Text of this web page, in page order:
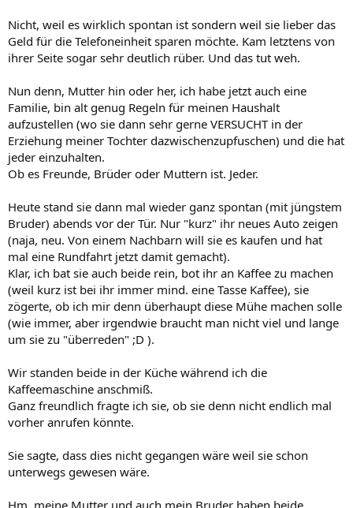
Nicht, weil es wirklich spontan ist sondern weil sie lieber das
Geld für die Telefoneinheit sparen möchte. Kam letztens von
ihrer Seite sogar sehr deutlich rüber. Und das tut weh.
Nun denn, Mutter hin oder her, ich habe jetzt auch eine
Familie, bin alt genug Regeln für meinen Haushalt
aufzustellen (wo sie dann sehr gerne VERSUCHT in der
Erziehung meiner Tochter dazwischenzupfuschen) und die hat
jeder einzuhalten.
Ob es Freunde, Brüder oder Muttern ist. Jeder.
Heute stand sie dann mal wieder ganz spontan (mit jüngstem
Bruder) abends vor der Tür. Nur "kurz" ihr neues Auto zeigen
(naja, neu. Von einem Nachbarn will sie es kaufen und hat
mal eine Rundfahrt jetzt damit gemacht).
Klar, ich bat sie auch beide rein, bot ihr an Kaffee zu machen
(weil kurz ist bei ihr immer mind. eine Tasse Kaffee), sie
zögerte, ob ich mir denn überhaupt diese Mühe machen solle
(wie immer, aber irgendwie braucht man nicht viel und lange
um sie zu "überreden" ;D ).
Wir standen beide in der Küche während ich die
Kaffeemaschine anschmiß.
Ganz freundlich fragte ich sie, ob sie denn nicht endlich mal
vorher anrufen könnte.
Sie sagte, dass dies nicht gegangen wäre weil sie schon
unterwegs gewesen wäre.
Hm, meine Mutter und auch mein Bruder haben beide